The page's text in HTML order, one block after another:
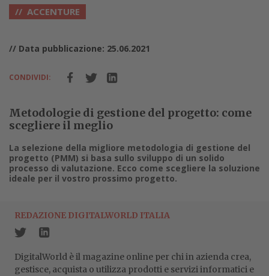
ACCENTURE
// Data pubblicazione: 25.06.2021
CONDIVIDI:
Metodologie di gestione del progetto: come
scegliere il meglio
La selezione della migliore metodologia di gestione del
progetto (PMM) si basa sullo sviluppo di un solido
processo di valutazione. Ecco come scegliere la soluzione
ideale per il vostro prossimo progetto.
REDAZIONE DIGITALWORLD ITALIA
DigitalWorld è il magazine online per chi in azienda crea,
gestisce, acquista o utilizza prodotti e servizi informatici e